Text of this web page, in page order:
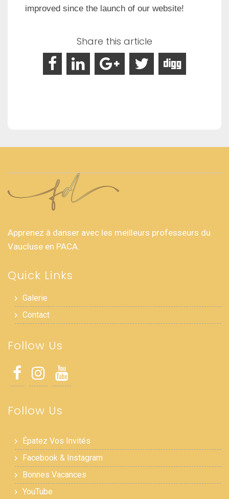
improved since the launch of our website!
Share this article
Apprenez à danser avec les meilleurs professeurs du
Vaucluse en PACA.
Quick Links
Galerie
Contact
Follow Us
Follow Us
Épatez Vos Invités
Facebook & Instagram
Bonnes Vacances
YouTube